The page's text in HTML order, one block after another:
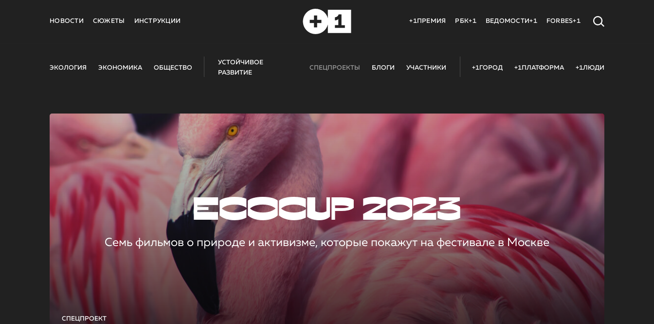
НОВОСТИ СЮЖЕТЫ ИНСТРУКЦИИ +1ПРЕМИЯ РБК+1 ВЕДОМОСТИ+1 FORBES+1
ЭКОЛОГИЯ ЭКОНОМИКА ОБЩЕСТВО
УСТОЙЧИВОЕ
РАЗВИТИЕ
СПЕЦПРОЕКТЫ БЛОГИ УЧАСТНИКИ +1ГОРОД +1ПЛАТФОРМА +1ЛЮДИ
СПЕЦПРОЕКТ
ECOCUP 2023
Семь фильмов о природе и активизме, которые покажут на фестивале в Москве